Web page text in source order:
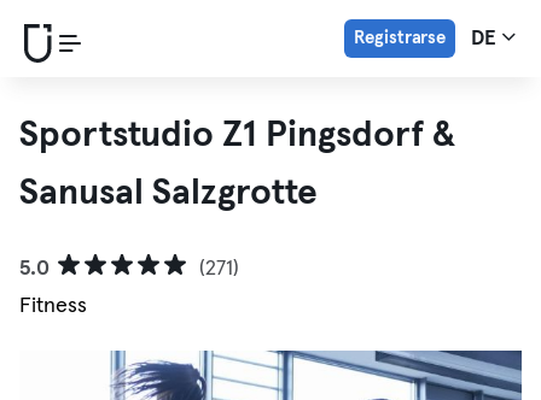
Registrarse DE
Sportstudio Z1 Pingsdorf &
Sanusal Salzgrotte
5.0
(271)
Fitness